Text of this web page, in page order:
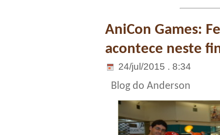
AniCon Games:
acontece neste
24/jul/2015 . 8:34
Blog do Anderson